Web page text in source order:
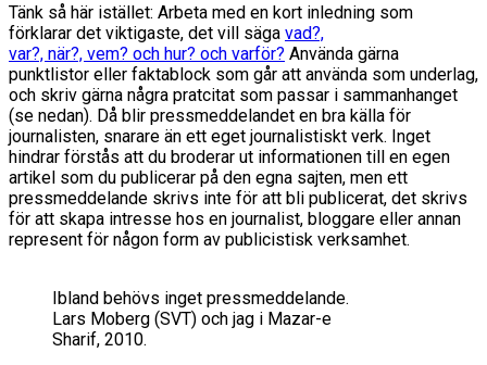
Tänk så här istället: Arbeta med en kort inledning som
förklarar det viktigaste, det vill säga vad?,
var?, när?, vem? och hur? och varför? Använda gärna
punktlistor eller faktablock som går att använda som underlag,
och skriv gärna några pratcitat som passar i sammanhanget
(se nedan). Då blir pressmeddelandet en bra källa för
journalisten, snarare än ett eget journalistiskt verk. Inget
hindrar förstås att du broderar ut informationen till en egen
artikel som du publicerar på den egna sajten, men ett
pressmeddelande skrivs inte för att bli publicerat, det skrivs
för att skapa intresse hos en journalist, bloggare eller annan
represent för någon form av publicistisk verksamhet.
Ibland behövs inget pressmeddelande.
Lars Moberg (SVT) och jag i Mazar-e
Sharif, 2010.